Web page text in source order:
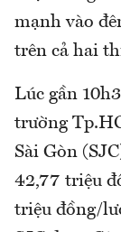
mạnh vào
trên cả hai
Lúc gần
trường
Sài Gòn
42,77 triệu
triệu đồng/